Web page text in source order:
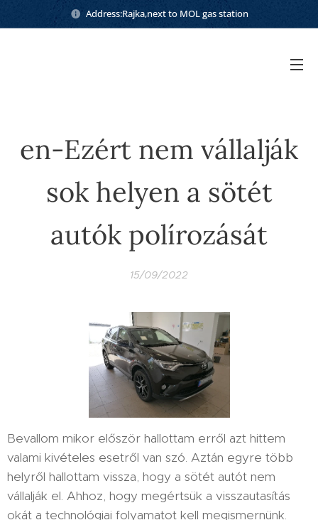
Address:Rajka,next to MOL gas station
en-Ezért nem vállalják
sok helyen a sötét
autók polírozását
15/09/2022
Bevallom mikor először hallottam erről azt hittem
valami kivételes esetről van szó. Aztán egyre több
helyről hallottam vissza, hogy a sötét autót nem
vállalják el. Ahhoz, hogy megértsük a visszautasítás
okát a technológiai folyamatot kell megismernünk.